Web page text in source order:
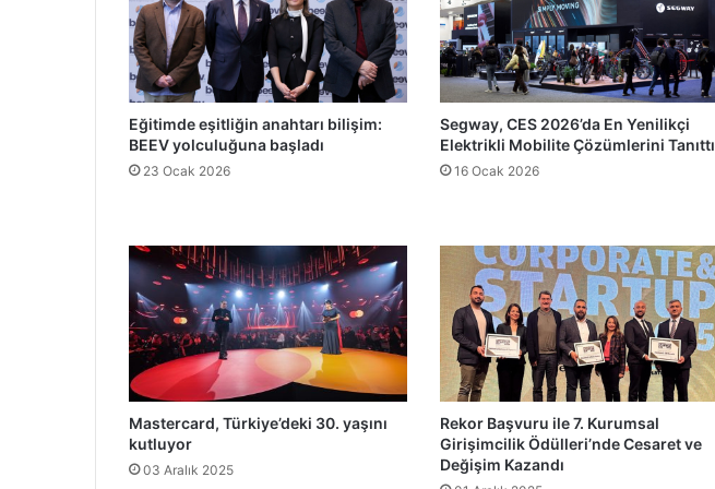
Eğitimde eşitliğin anahtarı bilişim:
BEEV yolculuğuna başladı
23 Ocak 2026
Segway, CES 2026’da En Yenilikçi
Elektrikli Mobilite Çözümlerini Tanıttı
16 Ocak 2026
Mastercard, Türkiye’deki 30. yaşını
kutluyor
03 Aralık 2025
Rekor Başvuru ile 7. Kurumsal
Girişimcilik Ödülleri’nde Cesaret ve
Değişim Kazandı